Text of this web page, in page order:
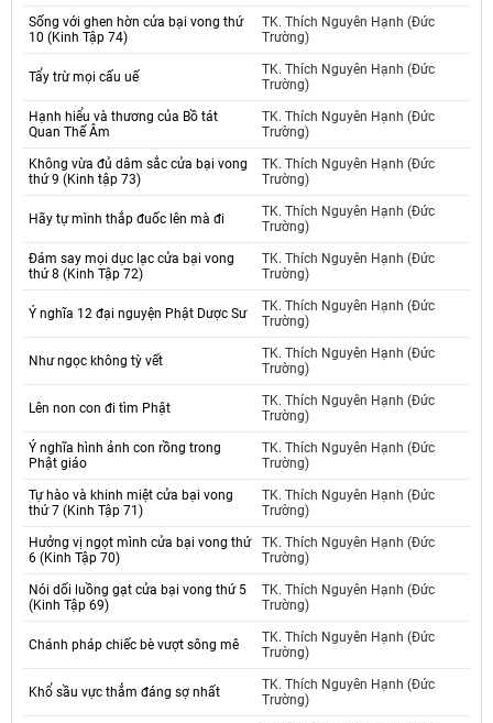
Sống với ghen hờn cửa bại vong thứ
10 (Kinh Tập 74)
TK. Thích Nguyên Hạnh (Đức
Trường)
Tẩy trừ mọi cấu uế
TK. Thích Nguyên Hạnh (Đức
Trường)
Hạnh hiểu và thương của Bồ tát
Quan Thế Âm
TK. Thích Nguyên Hạnh (Đức
Trường)
Không vừa đủ dâm sắc cửa bại vong
thứ 9 (Kinh tập 73)
TK. Thích Nguyên Hạnh (Đức
Trường)
Hãy tự mình thắp đuốc lên mà đi
TK. Thích Nguyên Hạnh (Đức
Trường)
Đám say mọi dục lạc cửa bại vong
thứ 8 (Kinh Tập 72)
TK. Thích Nguyên Hạnh (Đức
Trường)
Ý nghĩa 12 đại nguyện Phật Dược Sư
TK. Thích Nguyên Hạnh (Đức
Trường)
Như ngọc không tỳ vết
TK. Thích Nguyên Hạnh (Đức
Trường)
Lên non con đi tìm Phật
TK. Thích Nguyên Hạnh (Đức
Trường)
Ý nghĩa hình ảnh con rồng trong
Phật giáo
TK. Thích Nguyên Hạnh (Đức
Trường)
Tự hào và khinh miệt cửa bại vong
thứ 7 (Kinh Tập 71)
TK. Thích Nguyên Hạnh (Đức
Trường)
Hưởng vị ngọt mình cửa bại vong thứ
6 (Kinh Tập 70)
TK. Thích Nguyên Hạnh (Đức
Trường)
Nói dối luồng gạt cửa bại vong thứ 5
(Kinh Tập 69)
TK. Thích Nguyên Hạnh (Đức
Trường)
Chánh pháp chiếc bè vượt sông mê
TK. Thích Nguyên Hạnh (Đức
Trường)
Khổ sầu vực thẳm đáng sợ nhất
TK. Thích Nguyên Hạnh (Đức
Trường)